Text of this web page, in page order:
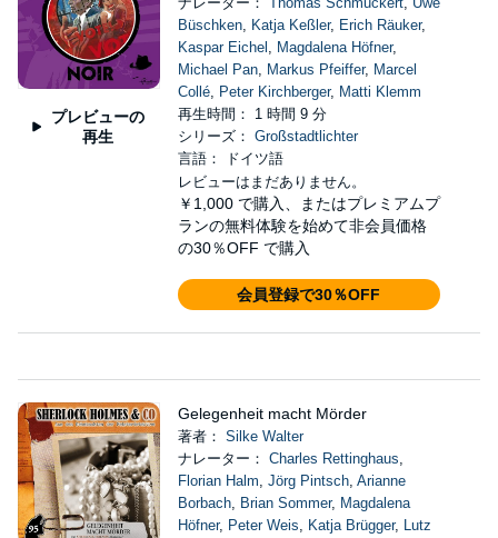
プレビューの
再生
Büschken, Katja Keßler, Erich Räuker,
Kaspar Eichel , Magdalena Höfner,
Michael Pan, Markus Pfeiffer, Marcel
Collé, Peter Kirchberger, Matti Klemm
再生時間： 1 時間 9 分
シリーズ： Großstadtlichter
言語： ドイツ語
レビューはまだありません。
￥1,000 で購入、またはプレミアムプ
ランの無料体験を始めて非会員価格
の30％OFF で購入
会員登録で30％OFF
Gelegenheit macht Mörder
著者： Silke Walter
ナレーター： Charles Rettinghaus,
Florian Halm, Jörg Pintsch, Arianne
Borbach, Brian Sommer, Magdalena
Höfner, Peter Weis, Katja Brügger, Lutz